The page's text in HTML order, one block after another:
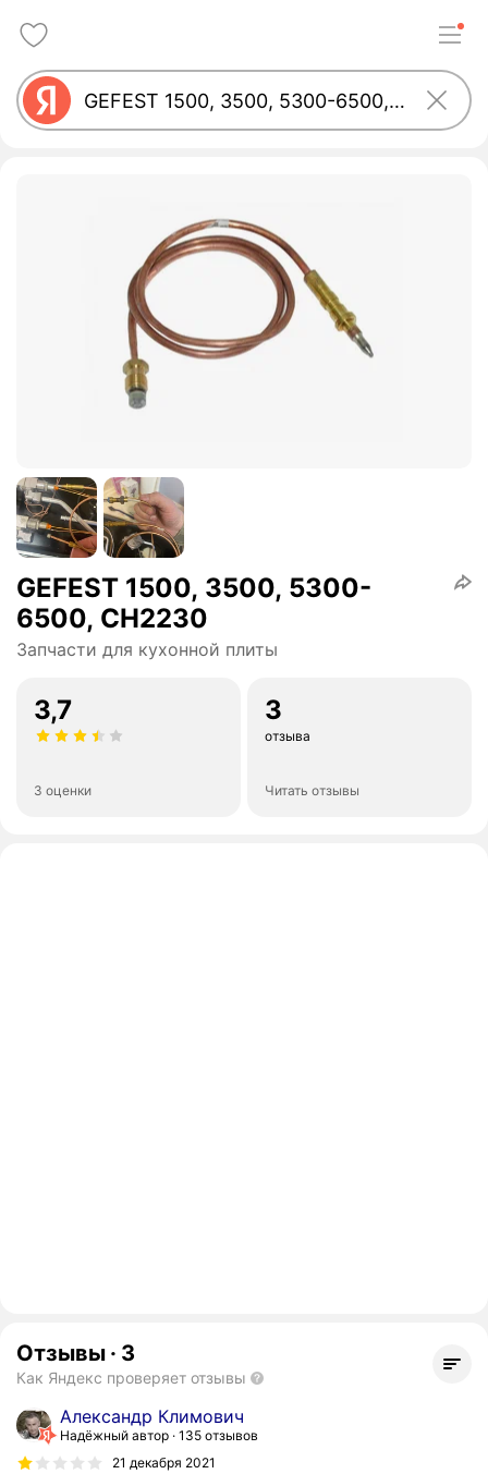
GEFEST 1500, 3500, 5300-
6500, СН2230
Запчасти для кухонной плиты
3,7
3 оценки
3
отзыва
Читать отзывы
Отзывы · 3
Как Яндекс проверяет отзывы
Александр Климович
Надёжный автор 135 отзывов
21 декабря 2021